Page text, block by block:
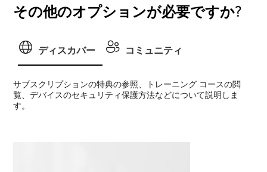
その他のオプションが必要ですか?
ディスカバー コミュニティ
サブスクリプションの特典の参照、トレーニング コースの閲
覧、デバイスのセキュリティ保護方法などについて説明しま
す。